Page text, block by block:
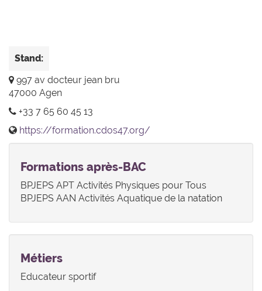
Stand:
997 av docteur jean bru
47000 Agen
+33 7 65 60 45 13
https://formation.cdos47.org/
Formations après-BAC
BPJEPS APT Activités Physiques pour Tous
BPJEPS AAN Activités Aquatique de la natation
Métiers
Educateur sportif